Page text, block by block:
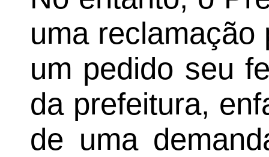
uma reclamação
um pedido seu
da prefeitura,
de uma